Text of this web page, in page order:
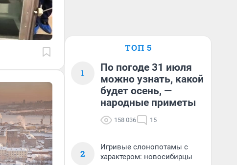
ТОП 5
1
По погоде 31 июля
можно узнать, какой
будет осень, —
народные приметы
158 036 15
2
Игривые слонопотамы с
характером: новосибирцы